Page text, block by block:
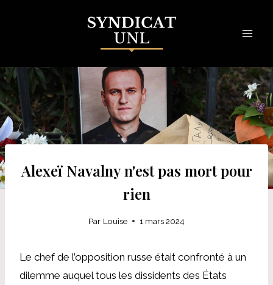
Alexeï Navalny n'est pas mort pour
rien
Par Louise 1 mars 2024
Le chef de l’opposition russe était confronté à un
dilemme auquel tous les dissidents des États